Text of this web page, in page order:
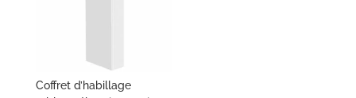
Coffret d’habillage